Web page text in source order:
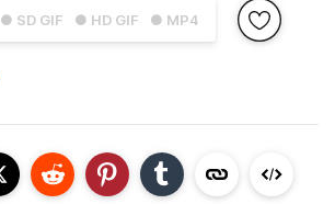
● SD GIF ● HD GIF ● MP4